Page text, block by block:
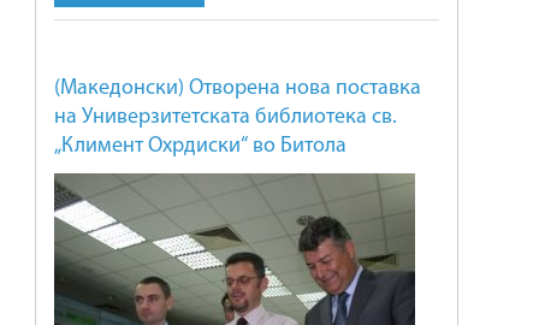
(Македонски) Отворена нова поставка
на Универзитетската библиотека св.
„Климент Охрдиски“ во Битола